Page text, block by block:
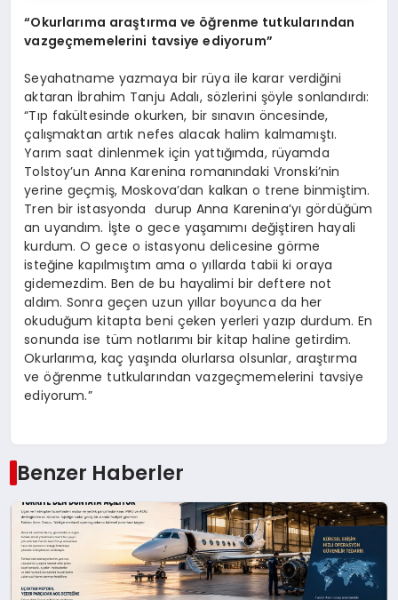
“Okurlarıma araştırma ve öğrenme tutkularından
vazgeçmemelerini tavsiye ediyorum”
Seyahatname yazmaya bir rüya ile karar verdiğini
aktaran İbrahim Tanju Adalı, sözlerini şöyle sonlandırdı:
“Tıp fakültesinde okurken, bir sınavın öncesinde,
çalışmaktan artık nefes alacak halim kalmamıştı.
Yarım saat dinlenmek için yattığımda, rüyamda
Tolstoy’un Anna Karenina romanındaki Vronski’nin
yerine geçmiş, Moskova’dan kalkan o trene binmiştim.
Tren bir istasyonda durup Anna Karenina’yı gördüğüm
an uyandım. İşte o gece yaşamımı değiştiren hayali
kurdum. O gece o istasyonu delicesine görme
isteğine kapılmıştım ama o yıllarda tabii ki oraya
gidemezdim. Ben de bu hayalimi bir deftere not
aldım. Sonra geçen uzun yıllar boyunca da her
okuduğum kitapta beni çeken yerleri yazıp durdum. En
sonunda ise tüm notlarımı bir kitap haline getirdim.
Okurlarıma, kaç yaşında olurlarsa olsunlar, araştırma
ve öğrenme tutkularından vazgeçmemelerini tavsiye
ediyorum.”
Benzer Haberler